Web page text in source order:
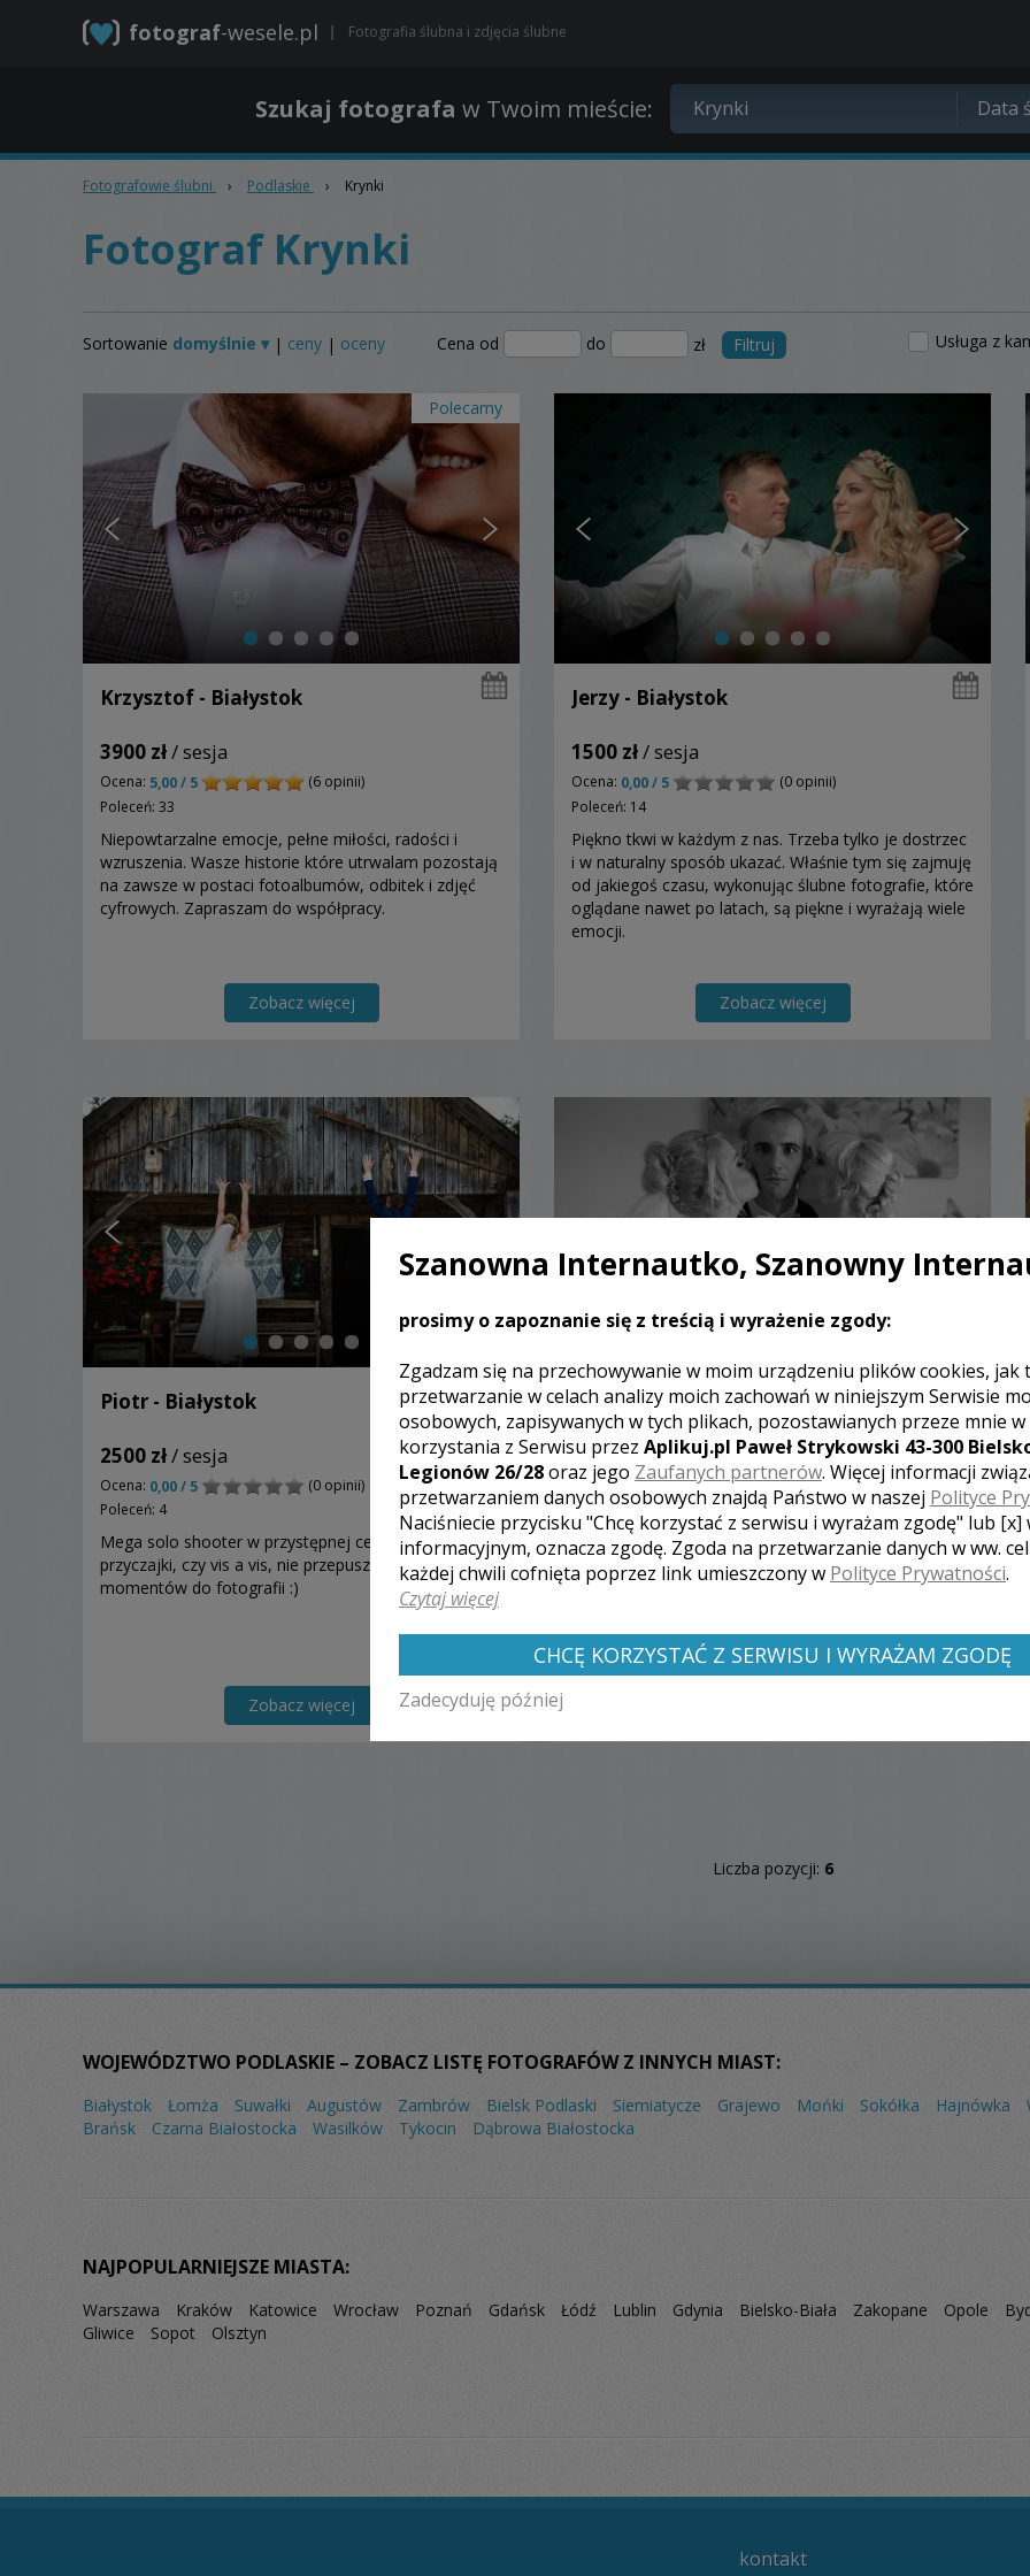
fotograf-wesele.pl Fotografia ślubna i zdjęcia ślubne
Szukaj fotografa w Twoim mieście:
Fotografowie ślubni › Podlaskie › Krynki
Fotograf Krynki
Sortowanie domyślnie ▾ | ceny | oceny Cena od do zł Filtruj Usługa z
Polecamy
Krzysztof - Białystok
3900 zł/ sesja
Ocena: 5,00 / 5
(6 opinii)
Poleceń: 33
Niepowtarzalne emocje, pełne miłości, radości i
wzruszenia. Wasze historie które utrwalam pozostają
na zawsze w postaci fotoalbumów, odbitek i zdjęć
cyfrowych. Zapraszam do współpracy.
Zobacz więcej
Jerzy - Białystok
1500 zł/ sesja
Ocena: 0,00 / 5
(0 opinii)
Poleceń: 14
Piękno tkwi w każdym z nas. Trzeba tylko je dostrzec
i w naturalny sposób ukazać. Właśnie tym się zajmuję
od jakiegoś czasu, wykonując ślubne fotografie, które
oglądane nawet po latach, są piękne i wyrażają wiele
emocji.
Zobacz więcej
Piotr - Białystok
2500 zł/ sesja
Ocena: 0,00 / 5
(0 opinii)
Poleceń: 4
Mega solo shooter w przystępnej cenie. Czy z
przyczajki, czy vis a vis, nie przepuszczam ciekawych
momentów do fotografii :)
Zobacz więcej
Maciej - Białystok
1850 zł / sesja
Ocena: 0,00 / 5
(0 opinii)
Poleceń: 22
Witam. Oferuje swoje usługi do zatrzymania w kadrze
fotograficznym najważniejszych, najpiękniejszych i
czasem najbardziej zabawnych a jednocześnie tak
drona. Fotografią zajmuję się od roku 2006.
Liczba pozycji: 6
WOJEWÓDZTWO PODLASKIE – ZOBACZ LISTĘ FOTOGRAFÓW Z INNYCH MIAST:
Białystok Łomża Suwałki Augustów Zambrów Bielsk Podlaski Siemiatycze Grajewo Mońki Sokółka Hajnówka
Brańsk
Czarna Białostocka Wasilków Tykocin Dąbrowa Białostocka
NAJPOPULARNIEJSZE MIASTA:
Warszawa Kraków Katowice Wrocław Poznań Gdańsk Łódź Lublin Gdynia Bielsko-Biała Zakopane Opole
Gliwice
Sopot Olsztyn
kontakt
Szanowna Internautko, Szanowny
prosimy o zapoznanie się z treścią i wyrażenie zgody:
Zgadzam się na przechowywanie w moim urządzeniu plików cookies, jak
przetwarzanie w celach analizy moich zachowań w niniejszym Serwisie
osobowych, zapisywanych w tych plikach, pozostawianych przeze mnie w
korzystania z Serwisu przez Aplikuj.pl Paweł Strykowski 43-300
Legionów 26/28oraz jego Zaufanych partnerów. Więcej informacji
przetwarzaniem danych osobowych znajdą Państwo w naszej Polityce
Naciśniecie przycisku "Chcę korzystać z serwisu i wyrażam zgodę" lub [x]
informacyjnym, oznacza zgodę. Zgoda na przetwarzanie danych w ww.
każdej chwili cofnięta poprzez link umieszczony w Polityce Prywatności.
Czytaj więcej
CHCĘ KORZYSTAĆ Z SERWISU I WYRAŻAM ZGODĘ
Zadecyduję później